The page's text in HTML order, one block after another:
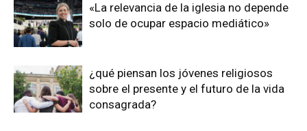
«La relevancia de la iglesia no depende
solo de ocupar espacio mediático»
¿qué piensan los jóvenes religiosos
sobre el presente y el futuro de la vida
consagrada?